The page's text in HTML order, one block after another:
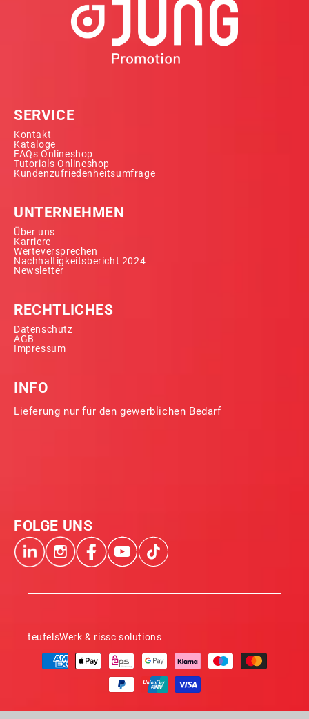
SERVICE
Kontakt
Kataloge
FAQs Onlineshop
Tutorials Onlineshop
Kundenzufriedenheitsumfrage
UNTERNEHMEN
Über uns
Karriere
Werteversprechen
Nachhaltigkeitsbericht 2024
Newsletter
RECHTLICHES
Datenschutz
AGB
Impressum
INFO
Lieferung nur für den gewerblichen Bedarf
FOLGE UNS
teufelsWerk & rissc solutions
Zahlungsmethoden